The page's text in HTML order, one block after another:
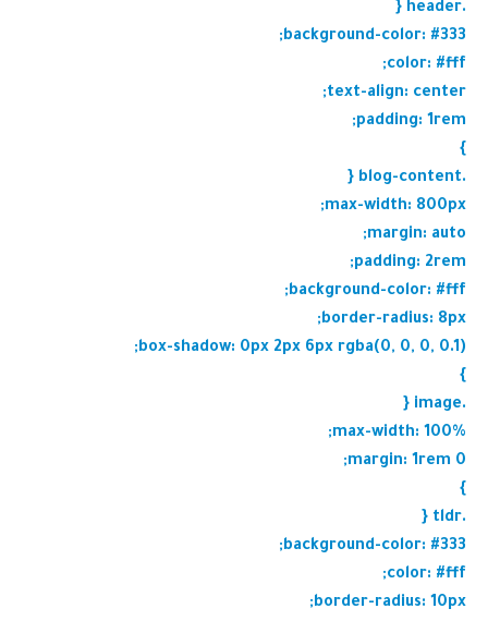
.header {
background-color: #333;
color: #fff;
text-align: center;
padding: 1rem;
}
.blog-content {
max-width: 800px;
margin: auto;
padding: 2rem;
background-color: #fff;
border-radius: 8px;
box-shadow: 0px 2px 6px rgba(0, 0, 0, 0.1);
}
.image {
max-width: 100%;
margin: 1rem 0;
}
.tldr {
background-color: #333;
color: #fff;
border-radius: 10px;